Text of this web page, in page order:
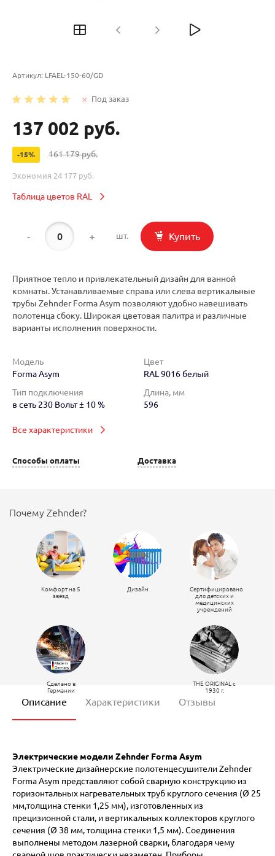
Артикул: LFAEL-150-60/GD
Под заказ
137 002 руб.
-15% 161 179 руб.
Экономия 24 177 руб.
Таблица цветов RAL
- + шт. Купить
Приятное тепло и привлекательный дизайн для ванной
комнаты. Устанавливаемые справа или слева вертикальные
трубы Zehnder Forma Asym позволяют удобно навешивать
полотенца сбоку. Широкая цветовая палитра и различные
варианты исполнения поверхности.
Модель
Forma Asym
Цвет
RAL 9016 белый
Тип подключения
в сеть 230 Вольт ± 10 %
Длина, мм
596
Все характеристики
Способы оплаты Доставка
Почему Zehnder?
Комфорт на 5
звёзд
Дизайн
Сертифицировано
для детских и
медицинских
учреждений
Сделано в
Германии
THE ORIGINAL c
1930 г.
Описание Характеристики Отзывы
Электрические модели Zehnder Forma Asym
Электрические дизайнерские полотенцесушители Zehnder
Forma Asym представляют собой сварную конструкцию из
горизонтальных нагревательных труб круглого сечения (Ø 25
мм,толщина стенки 1,25 мм), изготовленных из
прецизионной стали, и вертикальных коллекторов круглого
сечения (Ø 38 мм, толщина стенки 1,5 мм). Соединения
выполнены методом лазерной сварки, благодаря чему